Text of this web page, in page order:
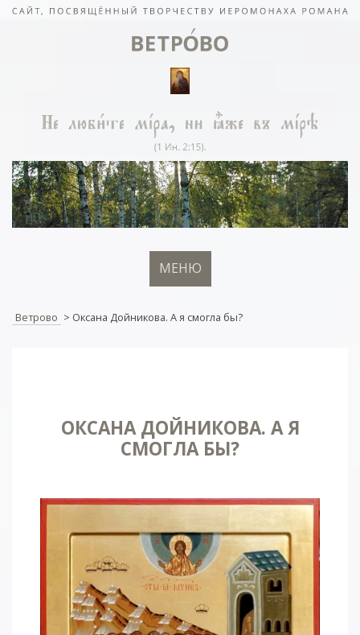
МЕНЮ
Ветрово > Оксана Дойникова. А я смогла бы?
ОКСАНА ДОЙНИКОВА. А Я
СМОГЛА БЫ?